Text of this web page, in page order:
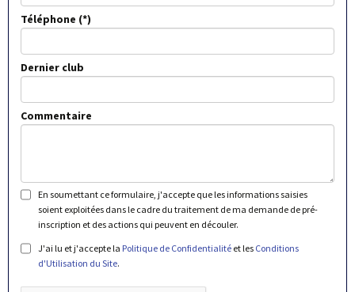
Téléphone
Dernier club
Commentaire
En soumettant ce formulaire, j'accepte que les informations saisies
soient exploitées dans le cadre du traitement de ma demande de pré-
inscription et des actions qui peuvent en découler.
J'ai lu et j'accepte la Politique de Confidentialité et les Conditions
d'Utilisation du Site.